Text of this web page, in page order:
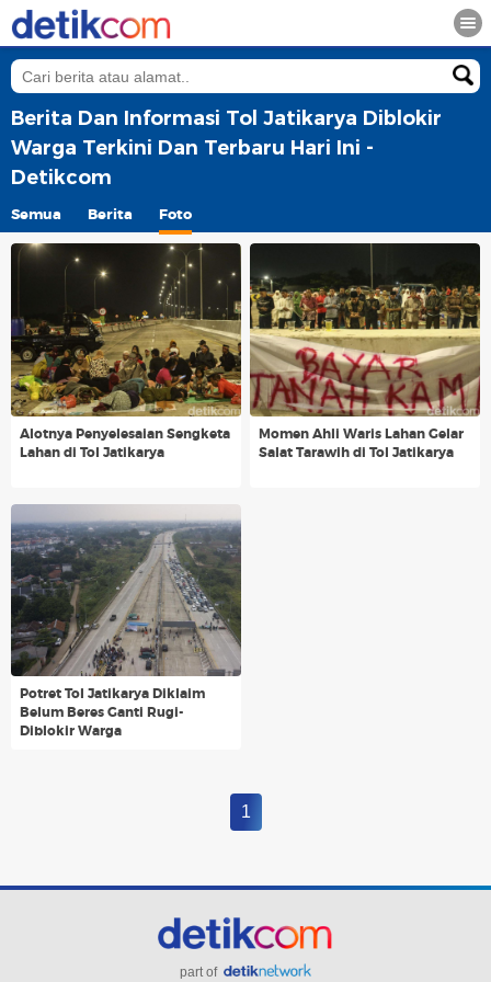
Berita Dan Informasi Tol Jatikarya Diblokir
Warga Terkini Dan Terbaru Hari Ini -
Detikcom
Semua Berita Foto
Alotnya Penyelesaian Sengketa
Lahan di Tol Jatikarya
Momen Ahli Waris Lahan Gelar
Salat Tarawih di Tol Jatikarya
Potret Tol Jatikarya Diklaim
Belum Beres Ganti Rugi-
Diblokir Warga
1
part of